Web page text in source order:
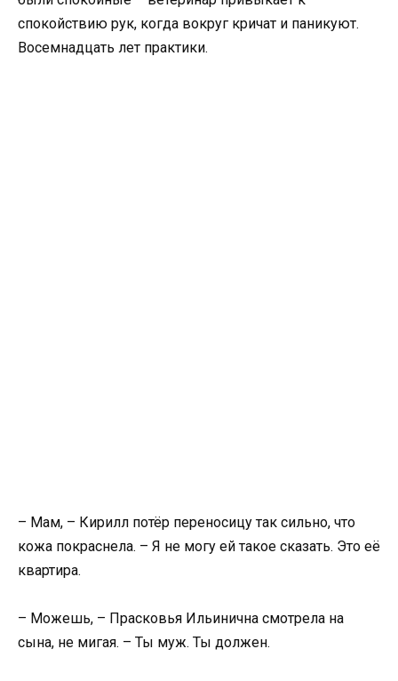
спокойствию рук, когда вокруг кричат и паникуют.
Восемнадцать лет практики.
– Мам, – Кирилл потёр переносицу так сильно, что
кожа покраснела. – Я не могу ей такое сказать. Это её
квартира.
– Можешь, – Прасковья Ильинична смотрела на
сына, не мигая. – Ты муж. Ты должен.